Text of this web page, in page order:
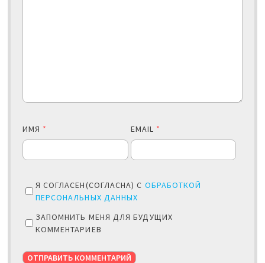
ИМЯ * EMAIL *
Я СОГЛАСЕН(СОГЛАСНА) С ОБРАБОТКОЙ
ПЕРСОНАЛЬНЫХ ДАННЫХ
ЗАПОМНИТЬ МЕНЯ ДЛЯ БУДУЩИХ
КОММЕНТАРИЕВ